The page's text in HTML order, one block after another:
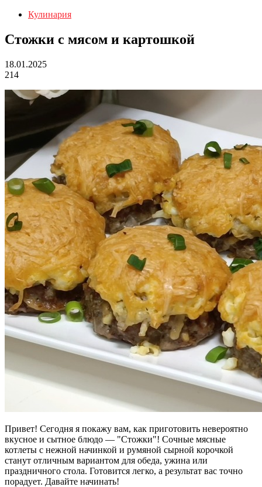
Кулинария
Стожки с мясом и картошкой
18.01.2025
214
Привет! Сегодня я покажу вам, как приготовить невероятно
вкусное и сытное блюдо — "Стожки"! Сочные мясные
котлеты с нежной начинкой и румяной сырной корочкой
станут отличным вариантом для обеда, ужина или
праздничного стола. Готовится легко, а результат вас точно
порадует. Давайте начинать!